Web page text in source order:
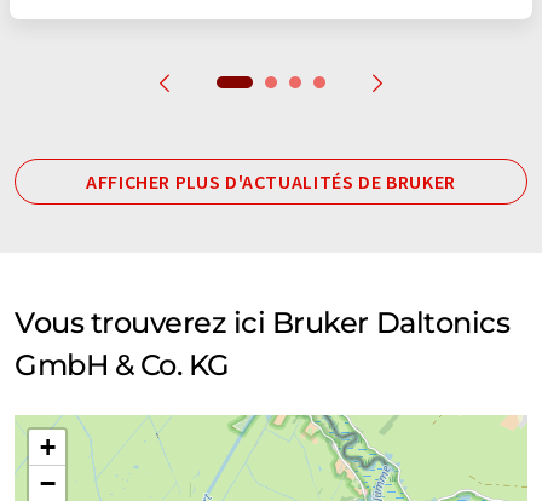
AFFICHER PLUS D'ACTUALITÉS DE BRUKER
Vous trouverez ici Bruker Daltonics
GmbH & Co. KG
+
−